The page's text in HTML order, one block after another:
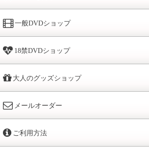
一般DVDショップ
18禁DVDショップ
大人のグッズショップ
メールオーダー
ご利用方法